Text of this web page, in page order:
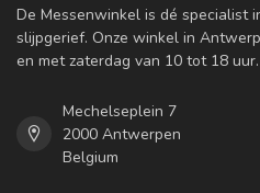
De Messenwinkel is dé specialist
slijpgerief. Onze winkel in
en met zaterdag van 10 tot 18 uur.
Mechelseplein 7
2000 Antwerpen
Belgium